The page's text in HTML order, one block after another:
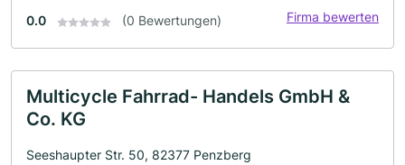
0.0 (0 Bewertungen) Firma bewerten
Multicycle Fahrrad- Handels GmbH &
Co. KG
Seeshaupter Str. 50, 82377 Penzberg